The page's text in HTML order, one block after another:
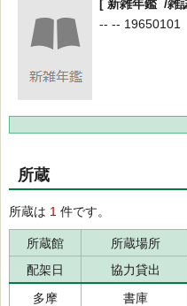
[ 新雑年鑑 /雑
-- -- 19650101
所蔵
所蔵は 1 件です。
所蔵館 所蔵場所
配架日
協力貸出
多摩
書庫